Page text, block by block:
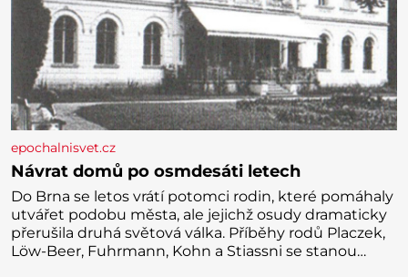
epochalnisvet.cz
Návrat domů po osmdesáti letech
Do Brna se letos vrátí potomci rodin, které pomáhaly
utvářet podobu města, ale jejichž osudy dramaticky
přerušila druhá světová válka. Příběhy rodů Placzek,
Löw-Beer, Fuhrmann, Kohn a Stiassni se stanou